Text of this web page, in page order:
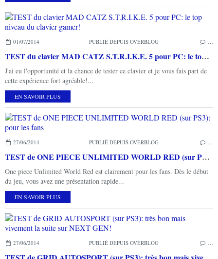
01/07/2014 PUBLIÉ DEPUIS OVERBLOG …
TEST du clavier MAD CATZ S.T.R.I.K.E. 5 pour PC: le top niveau du clavier gamer!
J'ai eu l'opportunité et la chance de tester ce clavier et je vous fais part de
cette expérience fort agréable!...
EN SAVOIR PLUS
27/06/2014 PUBLIÉ DEPUIS OVERBLOG …
TEST de ONE PIECE UNLIMITED WORLD RED (sur PS3): pour les fans
One piece Unlimited World Red est clairement pour les fans. Dès le début
du jeu, vous avez une présentation rapide...
EN SAVOIR PLUS
27/06/2014 PUBLIÉ DEPUIS OVERBLOG …